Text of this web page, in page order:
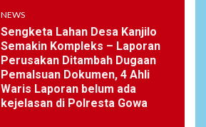
NEWS
Sengketa Lahan Desa Kanjilo
Semakin Kompleks – Laporan
Perusakan Ditambah Dugaan
Pemalsuan Dokumen, 4 Ahli
Waris Laporan belum ada
kejelasan di Polresta Gowa